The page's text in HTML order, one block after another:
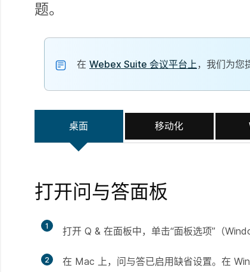
题。
在 Webex Suite 会议平台上，我们为您
桌面 移动化
打开问与答面板
1 打开 Q & 在面板中，单击“面板选项”（
2
在 Mac 上，问与答已启用缺省设置。在